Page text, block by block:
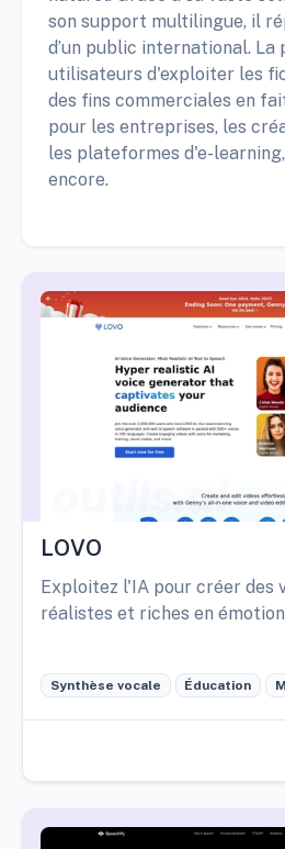
son support multilingue, il
d’un public international.
utilisateurs d'exploiter les
des fins commerciales en
pour les entreprises, les
les plateformes d'e-
encore.
LOVO
Exploitez l'IA pour créer des
réalistes et riches en
Synthèse vocale Éducation